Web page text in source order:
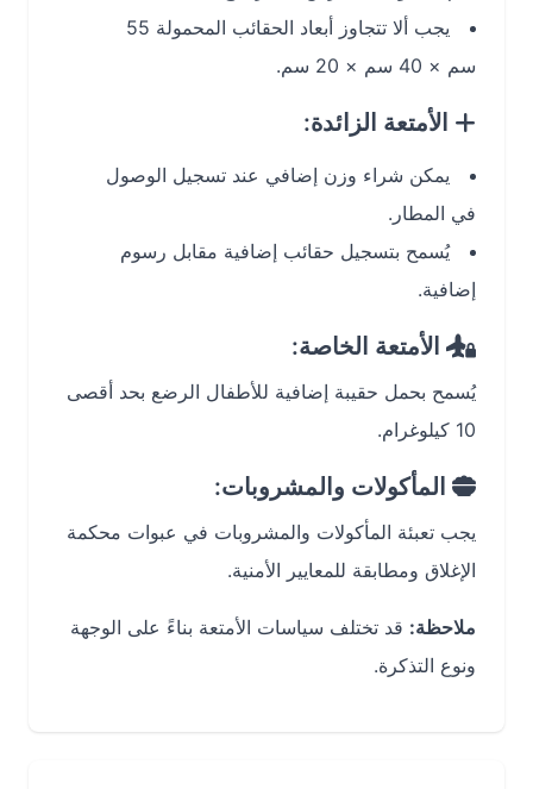
يجب ألا تتجاوز أبعاد الحقائب المحمولة 55
سم × 40 سم × 20 سم.
الأمتعة الزائدة:
يمكن شراء وزن إضافي عند تسجيل الوصول
في المطار.
يُسمح بتسجيل حقائب إضافية مقابل رسوم
إضافية.
الأمتعة الخاصة:
يُسمح بحمل حقيبة إضافية للأطفال الرضع بحد أقصى
المأكولات والمشروبات:
يجب تعبئة المأكولات والمشروبات في عبوات محكمة
الإغلاق ومطابقة للمعايير الأمنية.
ملاحظة:قد تختلف سياسات الأمتعة بناءً على الوجهة
ونوع التذكرة.